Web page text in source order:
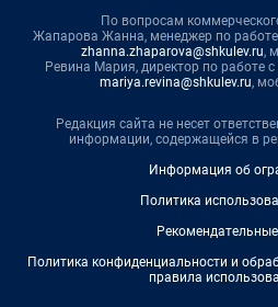
По вопросам
Жапарова Жанна, менеджер по
zhanna.zhaparova@shkulev.ru,
Ревина Мария, директор по работе
mariya.revina@shkulev.ru,
Редакция сайта не несет
информации, содержащейся в
Информация об
Политика
Политика конфиденциальности и
правила